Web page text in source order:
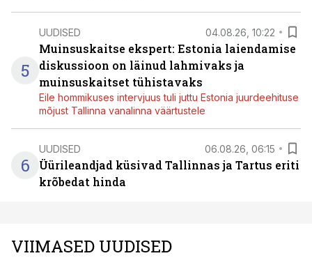
5
UUDISED 04.08.26, 10:22
Muinsuskaitse ekspert: Estonia laiendamise
diskussioon on läinud lahmivaks ja
muinsuskaitset tühistavaks
Eile hommikuses intervjuus tuli juttu Estonia juurdeehituse
mõjust Tallinna vanalinna väärtustele
6
UUDISED 06.08.26, 06:15
Üürileandjad küsivad Tallinnas ja Tartus eriti
krõbedat hinda
VIIMASED UUDISED